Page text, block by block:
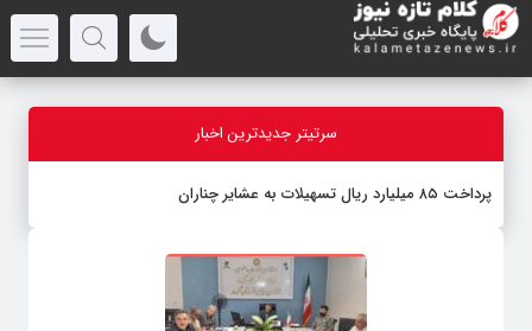
سرتیتر جدیدترین اخبار
پرداخت ۸۵ میلیارد ریال تسهیلات به عشایر چناران